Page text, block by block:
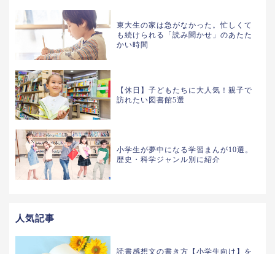
東大生の家は急がなかった。忙しくて
も続けられる「読み聞かせ」のあたた
かい時間
【休日】子どもたちに大人気！親子で
訪れたい図書館5選
小学生が夢中になる学習まんが10選。
歴史・科学ジャンル別に紹介
人気記事
読書感想文の書き方【小学生向け】を